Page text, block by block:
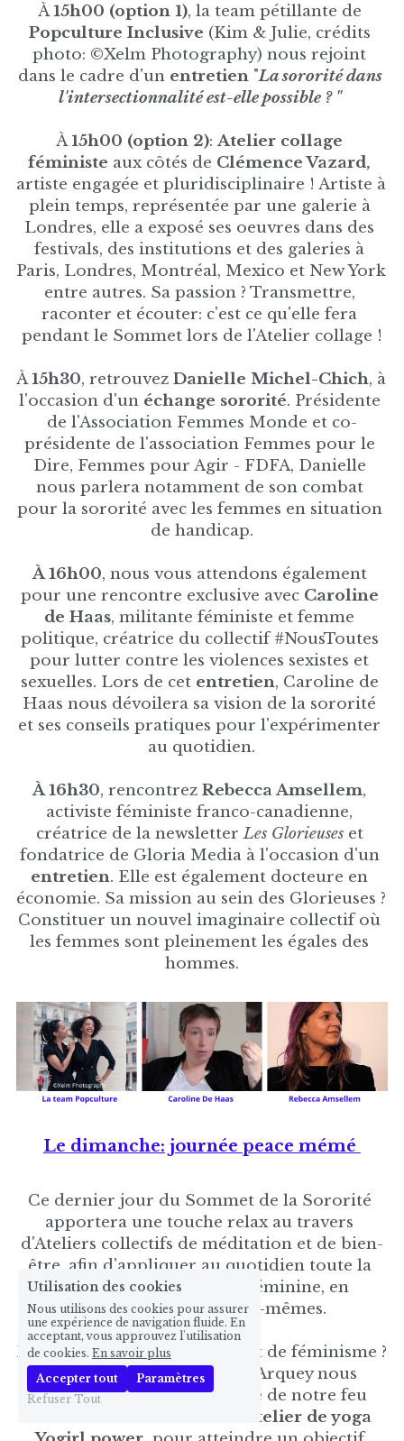
À 15h00 (option 1)
Popculture Inclusive (Kim & Julie, crédits
photo: ©Xelm Photography) nous rejoint
dans le cadre d'un entretien "La sororité dans
l'intersectionnalité est-elle possible ? "
À 15h00 (option 2): Atelier collage
féministe aux côtés de Clémence Vazard,
artiste engagée et pluridisciplinaire ! Artiste à
plein temps, représentée par une galerie à
Londres, elle a exposé ses oeuvres dans des
festivals, des institutions et des galeries à
Paris, Londres, Montréal, Mexico et New York
entre autres. Sa passion ? Transmettre,
raconter et écouter: c'est ce qu'elle fera
pendant le Sommet lors de l'Atelier collage !
À 15h30, retrouvez Danielle Michel-Chich, à
l'occasion d'un échange sororité. Présidente
de l'Association Femmes Monde et co-
présidente de l'association Femmes pour le
Dire, Femmes pour Agir - FDFA, Danielle
nous parlera notamment de son combat
pour la sororité avec les femmes en situation
de handicap.
À 16h00, nous vous attendons également
pour une rencontre exclusive avec Caroline
de Haas, militante féministe et femme
politique, créatrice du collectif #NousToutes
pour lutter contre les violences sexistes et
sexuelles. Lors de cet entretien, Caroline de
Haas nous dévoilera sa vision de la sororité
et ses conseils pratiques pour l'expérimenter
au quotidien.
À 16h30, rencontrez Rebecca Amsellem,
activiste féministe franco-canadienne,
créatrice de la newsletter Les Glorieuses et
fondatrice de Gloria Media à l'occasion d'un
entretien. Elle est également docteure en
économie. Sa mission au sein des Glorieuses ?
Constituer un nouvel imaginaire collectif où
les femmes sont pleinement les égales des
hommes.
Le dimanche: journée peace mémé
Ce dernier jour du Sommet de la Sororité
apportera une touche relax au travers
d'Ateliers collectifs de méditation et de bien-
être, afin d'appliquer au quotidien toute la
douceur de la solidarité féminine, en
commençant par nous-mêmes.
Prêt·es pour un mix de yoga et de féminisme ?
À 10h00 (option 1), Cécile Arquey nous
accompagne à la découverte de notre feu
Atelier de yoga
Utilisation des cookies
Nous utilisons des cookies pour assurer
une expérience de navigation fluide. En
acceptant, vous approuvez l'utilisation
de cookies. En savoir plus
Accepter tout
Paramètres
Refuser Tout